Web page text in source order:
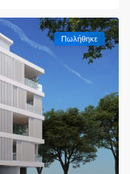
Πωλήθηκε